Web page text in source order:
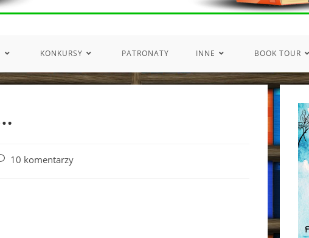
KONKURSY PATRONATY INNE BOOK TOUR
10 komentarzy